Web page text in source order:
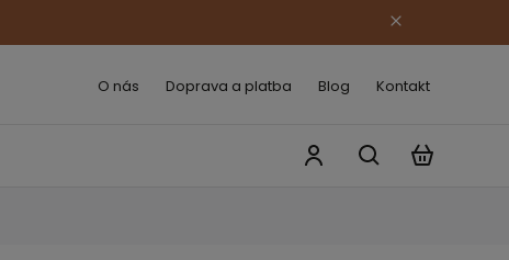
O nás Doprava a platba Blog Kontakt